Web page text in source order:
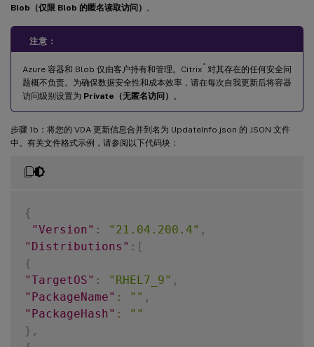
Blob（仅限 Blob 的匿名读取访问）
。
注意：
Azure 容器和 Blob 仅由客户持有和管理。Citrix ®
对其存在的任何安全问
题概不负责。为确保数据安全性和成本效率，请在每次自我更新后将容器
访问级别设置为 Private（无匿名访问） 。
步骤 1b：将您的 VDA 更新信息合并到名为 UpdateInfo.json 的 JSON 文件
中。有关文件格式示例，请参阅以下代码块：
{
"Version" : "21.04.200.4" ,
"Distributions" : [
{
"TargetOS" : "RHEL7_9" ,
"PackageName" : "" ,
"PackageHash" :
""
} ,